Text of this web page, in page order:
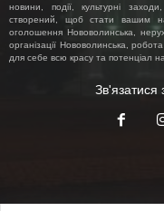
новини, події, культурні
створений, щоб стати вашим
оголошення Нововолинська,
організації Нововолинська,
для себе всю красу та потенціал
Зв'язатися